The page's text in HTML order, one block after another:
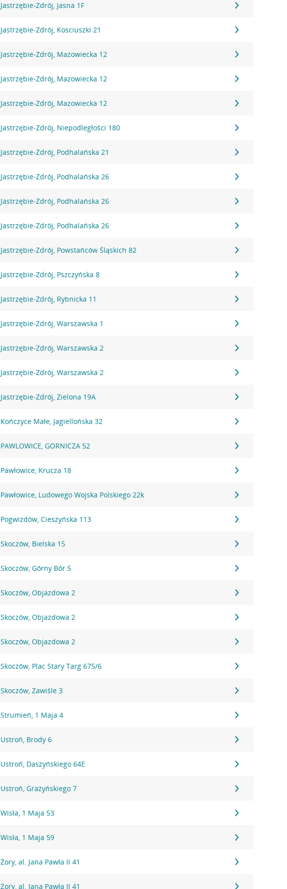
Jastrzębie-Zdrój, Jasna 1F
Jastrzębie-Zdrój, Kosciuszki 21
Jastrzębie-Zdrój, Mazowiecka 12
Jastrzębie-Zdrój, Mazowiecka 12
Jastrzębie-Zdrój, Mazowiecka 12
Jastrzębie-Zdrój, Niepodległości 180
Jastrzębie-Zdrój, Podhalańska 21
Jastrzębie-Zdrój, Podhalańska 26
Jastrzębie-Zdrój, Podhalańska 26
Jastrzębie-Zdrój, Podhalańska 26
Jastrzębie-Zdrój, Powstańców Śląskich 82
Jastrzębie-Zdrój, Pszczyńska 8
Jastrzębie-Zdrój, Rybnicka 11
Jastrzębie-Zdrój, Warszawska 1
Jastrzębie-Zdrój, Warszawska 2
Jastrzębie-Zdrój, Warszawska 2
Jastrzębie-Zdrój, Zielona 19A
Kończyce Małe, Jagiellońska 32
PAWLOWICE, GORNICZA 52
Pawłowice, Krucza 18
Pawłowice, Ludowego Wojska Polskiego 22k
Pogwizdów, Cieszyńska 113
Skoczów, Bielska 15
Skoczów, Górny Bór 5
Skoczów, Objazdowa 2
Skoczów, Objazdowa 2
Skoczów, Objazdowa 2
Skoczów, Plac Stary Targ 675/6
Skoczów, Zawiśle 3
Strumień, 1 Maja 4
Ustroń, Brody 6
Ustroń, Daszyńskiego 64E
Ustroń, Grażyńskiego 7
Wisła, 1 Maja 53
Wisła, 1 Maja 59
Żory, al. Jana Pawła II 41
Żory, al. Jana Pawła II 41